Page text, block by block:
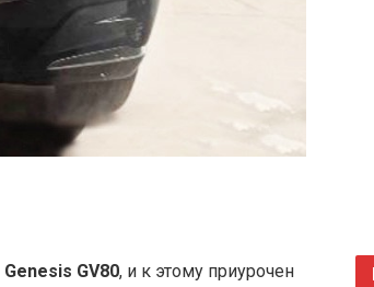
Genesis GV80, и к этому приурочен